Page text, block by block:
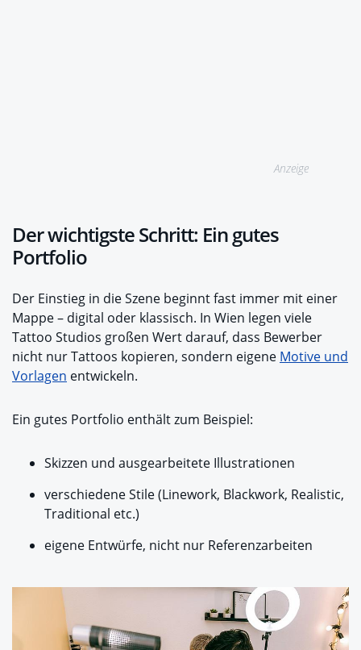
Anzeige
Der wichtigste Schritt: Ein gutes
Portfolio
Der Einstieg in die Szene beginnt fast immer mit einer
Mappe – digital oder klassisch. In Wien legen viele
Tattoo Studios großen Wert darauf, dass Bewerber
nicht nur Tattoos kopieren, sondern eigene Motive und
Vorlagen entwickeln.
Ein gutes Portfolio enthält zum Beispiel:
Skizzen und ausgearbeitete Illustrationen
verschiedene Stile (Linework, Blackwork, Realistic,
Traditional etc.)
eigene Entwürfe, nicht nur Referenzarbeiten